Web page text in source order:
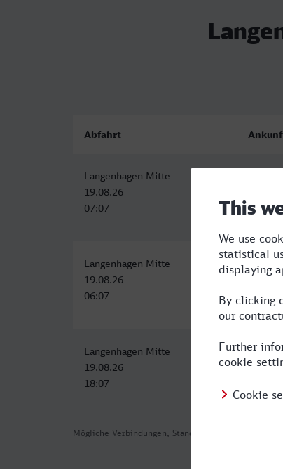
Mögliche Verbindungen, Stand: 2026-08-05 01:55
Abfahrt
Langenhagen Mitte
19.08.26
07:07
09:46
Langenhagen Mitte
19.08.26
06:07
Erfurt
19.08.26
09:40
Langenhagen Mitte
19.08.26
18:07
Erfurt